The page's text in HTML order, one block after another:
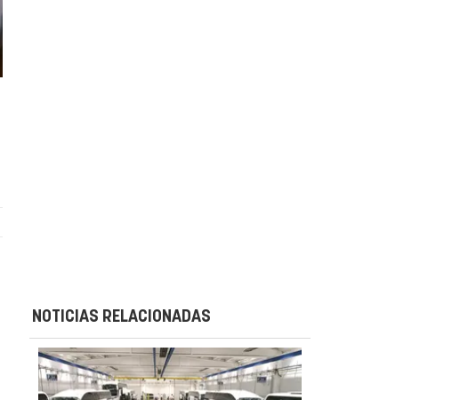
NOTICIAS RELACIONADAS